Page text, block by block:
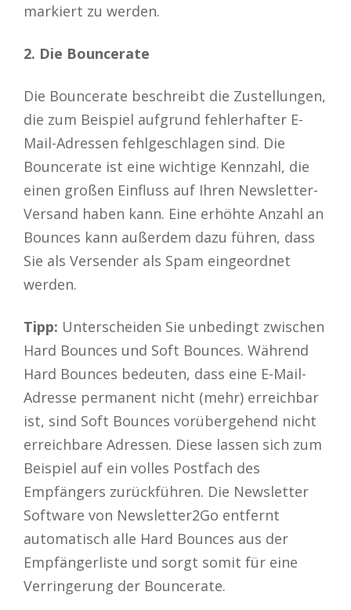
markiert zu werden.
2. Die Bouncerate
Die Bouncerate beschreibt die Zustellungen,
die zum Beispiel aufgrund fehlerhafter E-
Mail-Adressen fehlgeschlagen sind. Die
Bouncerate ist eine wichtige Kennzahl, die
einen großen Einfluss auf Ihren Newsletter-
Versand haben kann. Eine erhöhte Anzahl an
Bounces kann außerdem dazu führen, dass
Sie als Versender als Spam eingeordnet
werden.
Tipp: Unterscheiden Sie unbedingt zwischen
Hard Bounces und Soft Bounces. Während
Hard Bounces bedeuten, dass eine E-Mail-
Adresse permanent nicht (mehr) erreichbar
ist, sind Soft Bounces vorübergehend nicht
erreichbare Adressen. Diese lassen sich zum
Beispiel auf ein volles Postfach des
Empfängers zurückführen. Die Newsletter
Software von Newsletter2Go entfernt
automatisch alle Hard Bounces aus der
Empfängerliste und sorgt somit für eine
Verringerung der Bouncerate.